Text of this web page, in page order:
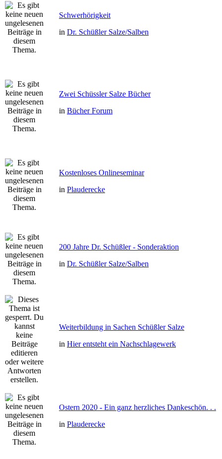
Schwerhörigkeit
in Dr. Schüßler Salze/Salben
Zwei Schüssler Salze Bücher
in Bücher Forum
Kostenloses Onlineseminar
in Plauderecke
200 Jahre Dr. Schüßler - Sonderaktion
in Dr. Schüßler Salze/Salben
Weiterbildung in Sachen Schüßler Salze
in Hier entsteht ein Nachschlagewerk
Ostern 2020 - Ein ganz herzliches Dankeschön. . .
in Plauderecke